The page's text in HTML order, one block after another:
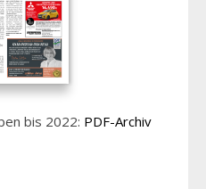
bis 2022: PDF-Archiv